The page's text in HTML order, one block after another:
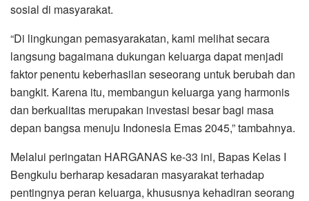
sosial di masyarakat.
“Di lingkungan pemasyarakatan, kami melihat secara
langsung bagaimana dukungan keluarga dapat menjadi
faktor penentu keberhasilan seseorang untuk berubah dan
bangkit. Karena itu, membangun keluarga yang harmonis
dan berkualitas merupakan investasi besar bagi masa
depan bangsa menuju Indonesia Emas 2045,” tambahnya.
Melalui peringatan HARGANAS ke-33 ini, Bapas Kelas I
Bengkulu berharap kesadaran masyarakat terhadap
pentingnya peran keluarga, khususnya kehadiran seorang